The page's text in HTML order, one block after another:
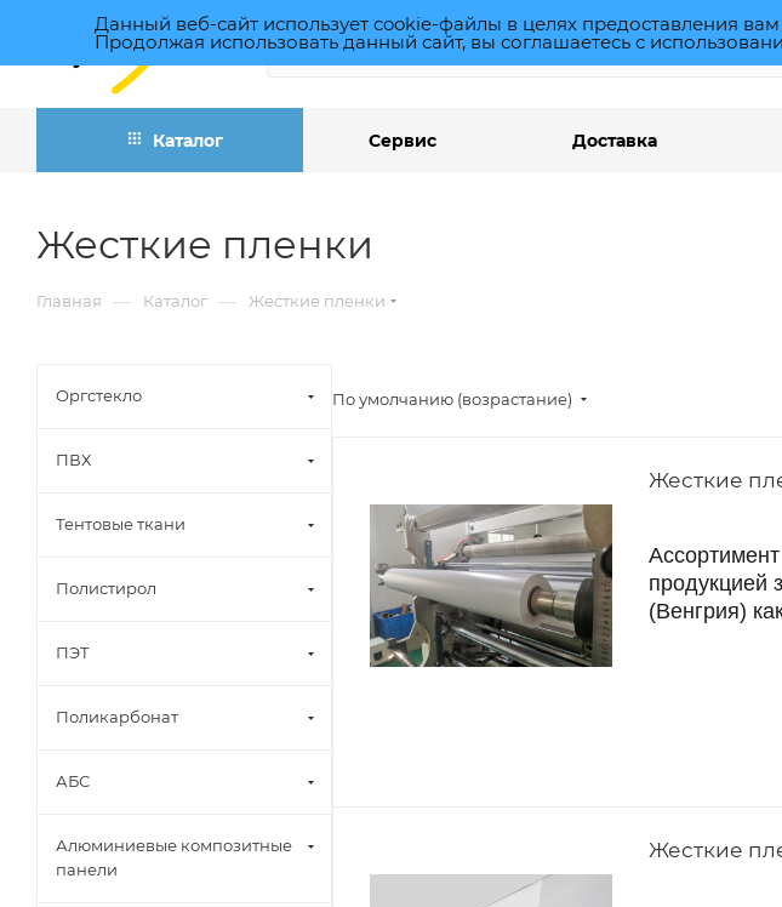
Каталог Сервис Доставка
Жесткие пленки
Главная — Каталог — Жесткие пленки
По умолчанию (возрастание)
Жесткие
продукцией
(Венгрия)
Жесткие
Оргстекло
ПВХ
Тентовые ткани
Полистирол
ПЭТ
Поликарбонат
АБС
Алюминиевые композитные
панели
Данный веб-сайт использует cookie-файлы в целях предоставления
Продолжая использовать данный сайт, вы соглашаетесь с